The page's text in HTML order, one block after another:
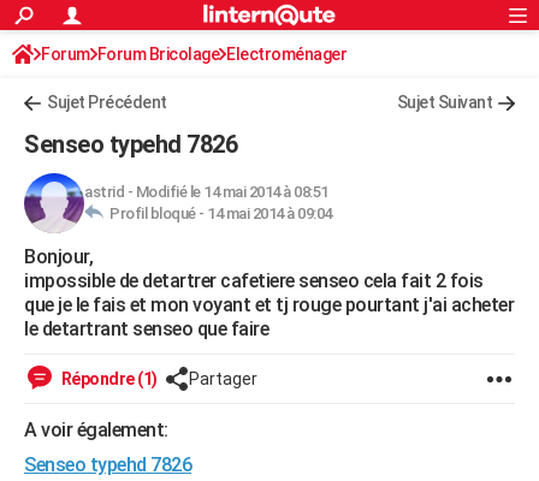
ACTUALITÉS
Politique
Société
Faits Divers
Education
Monde
Villes
+
FINANCE
Retraite
Impôts
Epargne
Immobilier
Risques naturels par ville
Banque
Assurance
Crédit
AUTO
Essais
Réserver un essai
Citadines
Berlines
SUV
Forum auto
+HIGH-TECH
Mobiles
Meilleur smartphone
Internet
Ordinateurs
Jeux vidéo
Guide high-tech
+BRICOLAGE
Forum
Aménagement intérieur
Extérieur
Cuisine
Salle de bains
Jardinage
Rangement
WEEK-END
LIFESTYLE
Art de vivre
Bien-être
Loisirs
Mode
Modes de vie
SANTE
S'inscrire
Connexion
Forum Forum Bricolage Electroménager
Sujet Précédent Sujet Suivant
Senseo typehd 7826
astrid - Modifié le 14 mai 2014 à 08:51
Profil bloqué - 14 mai 2014 à 09:04
Bonjour,
impossible de detartrer cafetiere senseo cela fait 2 fois
que je le fais et mon voyant et tj rouge pourtant j'ai acheter
le detartrant senseo que faire
Répondre (1) Partager
A voir également:
Senseo typehd 7826